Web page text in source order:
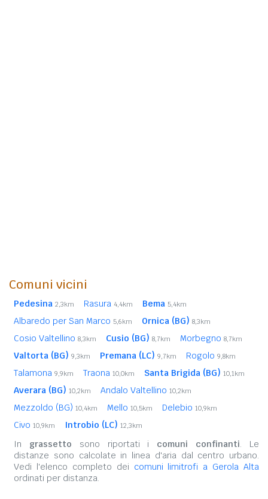
Comuni vicini
Pedesina 2,3km Rasura 4,4km Bema 5,4km
Albaredo per San Marco 5,6km Ornica (BG) 8,3km
Cosio Valtellino 8,3km Cusio (BG) 8,7km Morbegno 8,7km
Valtorta (BG) 9,3km Premana (LC) 9,7km Rogolo 9,8km
Talamona 9,9km Traona 10,0km Santa Brigida (BG) 10,1km
Averara (BG) 10,2km Andalo Valtellino 10,2km
Mezzoldo (BG) 10,4km Mello 10,5km Delebio 10,9km
Civo 10,9km Introbio (LC) 12,3km
In grassetto sono riportati i comuni confinanti. Le
distanze sono calcolate in linea d'aria dal centro urbano.
Vedi l'elenco completo dei comuni limitrofi a Gerola Alta
ordinati per distanza.